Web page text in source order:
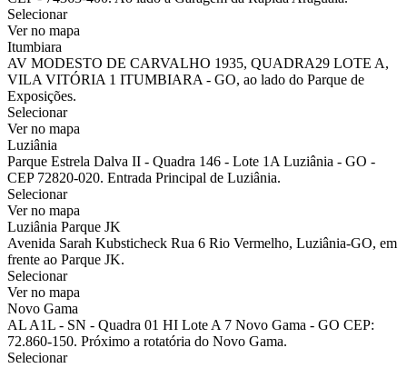
Selecionar
Ver no mapa
Itumbiara
AV MODESTO DE CARVALHO 1935, QUADRA29 LOTE A,
VILA VITÓRIA 1 ITUMBIARA - GO, ao lado do Parque de
Exposições.
Selecionar
Ver no mapa
Luziânia
Parque Estrela Dalva II - Quadra 146 - Lote 1A Luziânia - GO -
CEP 72820-020. Entrada Principal de Luziânia.
Selecionar
Ver no mapa
Luziânia Parque JK
Avenida Sarah Kubsticheck Rua 6 Rio Vermelho, Luziânia-GO, em
frente ao Parque JK.
Selecionar
Ver no mapa
Novo Gama
AL A1L - SN - Quadra 01 HI Lote A 7 Novo Gama - GO CEP:
72.860-150. Próximo a rotatória do Novo Gama.
Selecionar